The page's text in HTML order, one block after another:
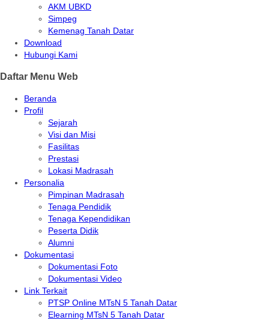
AKM UBKD
Simpeg
Kemenag Tanah Datar
Download
Hubungi Kami
Daftar Menu Web
Beranda
Profil
Sejarah
Visi dan Misi
Fasilitas
Prestasi
Lokasi Madrasah
Personalia
Pimpinan Madrasah
Tenaga Pendidik
Tenaga Kependidikan
Peserta Didik
Alumni
Dokumentasi
Dokumentasi Foto
Dokumentasi Video
Link Terkait
PTSP Online MTsN 5 Tanah Datar
Elearning MTsN 5 Tanah Datar